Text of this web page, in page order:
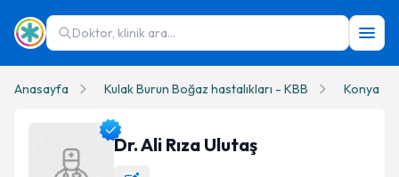
Doktor, klinik ara...
Anasayfa Kulak Burun Boğaz hastalıkları - KBB Konya
Dr. Ali Rıza Ulutaş